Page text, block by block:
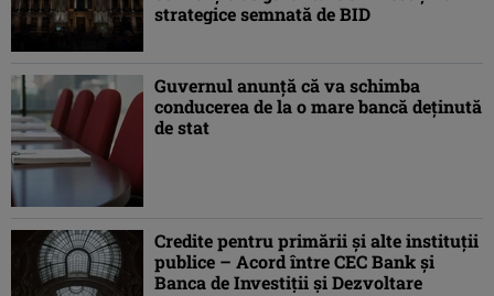
strategice semnată de BID
Guvernul anunţă că va schimba
conducerea de la o mare bancă deţinută
de stat
Credite pentru primării şi alte instituţii
publice – Acord între CEC Bank şi
Banca de Investiţii şi Dezvoltare